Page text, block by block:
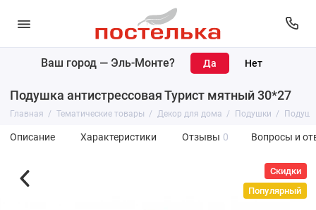
Ваш город — Эль-Монте?
Подушка антистрессовая Турист мятный 30*27
Главная Тематические товары Декор для дома Подушки
Описание Характеристики Отзывы 0 Вопросы и
Скидки
Популярный